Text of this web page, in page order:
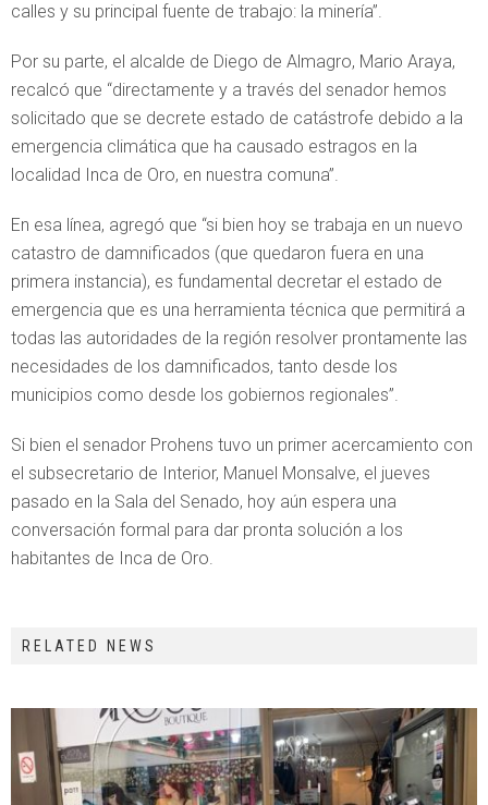
calles y su principal fuente de trabajo: la minería”.
Por su parte, el alcalde de Diego de Almagro, Mario Araya,
recalcó que “directamente y a través del senador hemos
solicitado que se decrete estado de catástrofe debido a la
emergencia climática que ha causado estragos en la
localidad Inca de Oro, en nuestra comuna”.
En esa línea, agregó que “si bien hoy se trabaja en un nuevo
catastro de damnificados (que quedaron fuera en una
primera instancia), es fundamental decretar el estado de
emergencia que es una herramienta técnica que permitirá a
todas las autoridades de la región resolver prontamente las
necesidades de los damnificados, tanto desde los
municipios como desde los gobiernos regionales”.
Si bien el senador Prohens tuvo un primer acercamiento con
el subsecretario de Interior, Manuel Monsalve, el jueves
pasado en la Sala del Senado, hoy aún espera una
conversación formal para dar pronta solución a los
habitantes de Inca de Oro.
RELATED NEWS